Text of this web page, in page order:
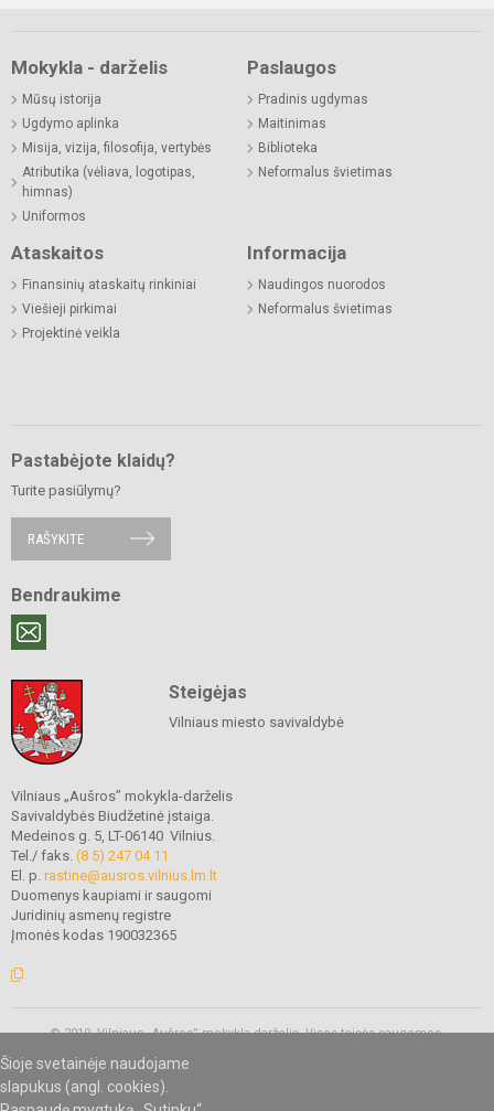
Šioje svetainėje naudojame
slapukus (angl. cookies).
Mokykla - darželis
Mūsų istorija
Ugdymo aplinka
Misija, vizija, filosofija, vertybės
Atributika (vėliava, logotipas,
himnas)
Uniformos
Paslaugos
Pradinis ugdymas
Maitinimas
Biblioteka
Neformalus švietimas
Ataskaitos
Finansinių ataskaitų rinkiniai
Viešieji pirkimai
Projektinė veikla
Informacija
Naudingos nuorodos
Neformalus švietimas
Pastabėjote klaidų?
Turite pasiūlymų?
RAŠYKITE
Bendraukime
Steigėjas
Vilniaus miesto savivaldybė
Vilniaus „Aušros” mokykla-darželis
Savivaldybės Biudžetinė įstaiga.
Medeinos g. 5, LT-06140 Vilnius.
Tel./ faks. (8 5) 247 04 11
El. p. rastine@ausros.vilnius.lm.lt
Duomenys kaupiami ir saugomi
Juridinių asmenų registre
Įmonės kodas 190032365
© 2019. Vilniaus „Aušros” mokykla-darželis. Visos teisės saugomos.